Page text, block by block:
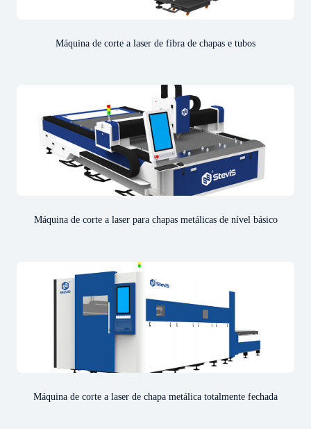
Máquina de corte a laser de fibra de chapas e tubos
Máquina de corte a laser para chapas metálicas de nível básico
Máquina de corte a laser de chapa metálica totalmente fechada